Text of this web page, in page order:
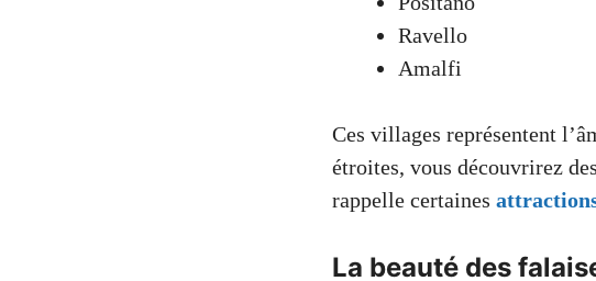
Ravello
Amalfi
Ces villages représentent
étroites, vous découvrirez
rappelle certaines
La beauté des